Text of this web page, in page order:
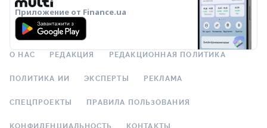
Приложение от Finance.ua
О НАС РЕДАКЦИЯ РЕДАКЦИОННАЯ ПОЛИТИКА
ПОЛИТИКА ИИ ЭКСПЕРТЫ РЕКЛАМА
СПЕЦПРОЕКТЫ ПРАВИЛА ПОЛЬЗОВАНИЯ
КОНФИДЕНЦИАЛЬНОСТЬ КОНТАКТЫ